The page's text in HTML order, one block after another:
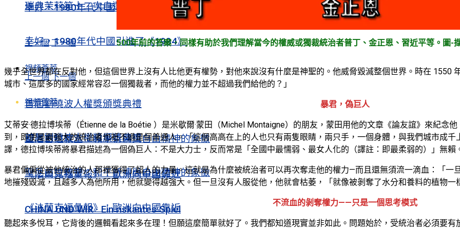
幸好，1980年代中國引進了《1984》
上一個 下一個
視頻薈萃
首屆劉曉波人權獎頒獎典禮
聖尼古拉教堂：和平祈禱與自由精神的象徵
《法蘭克福彙報》：歐洲向中國靠近
CHINA UND WIR · Ein riskantes Spiel
瑞典茉莉第十二次自選題畫詩10首
幸好，1980年代中國引進了《1984》
上一個 下一個
視頻薈萃
首屆劉曉波人權獎頒獎典禮
聖尼古拉教堂：和平祈禱與自由精神的象徵
《法蘭克福彙報》：歐洲向中國靠近
500年前的答案，同樣有助於我們理解當今的權威或獨裁統治者普丁、金正恩、習近平等。圖-
幾乎全世界都在反對他，但這個世界上沒有人比他更有權勢，對他來說沒有什麼是神聖的。他威脅毀滅整個世界。時在 1550
城市、這麼多的國家經常容忍一個獨裁者，而他的權力並不超過我們給他的？」
暴君，偽巨人
艾蒂安·德拉博埃蒂（Étienne de la Boétie ）是米歇爾·蒙田（Michel Montaigne）的朋友，蒙田用他的文章《論友誼》來紀念
到，即使是最強大的統治者也衹不過是個普通人。「這個高高在上的人也只有兩隻眼睛，兩只手，一個身體，與我們城市成
譯，德拉博埃蒂將暴君描述為一個偽巨人：不是大力士，反而常是「全國中最懦弱、最女人化的（譯註：即最柔弱的）」無賴
暴君偏偏從被他統治的人那裡獲得了超人的力量。這就是為什麼被統治者可以再次奪走他的權力—而且還無須流一滴血：「
地摧殘毀滅，且越多人為他所用，他就變得越強大。但一旦沒有人服從他，他就會枯萎，「就像被剝奪了水分和養料的植物一
不流血的剝奪權力——只是一個思考模式
聽起來多悅耳，它背後的邏輯看起來多在理！但願這麼簡單就好了。我們都知道現實並非如此。問題始於，受統治者必須要